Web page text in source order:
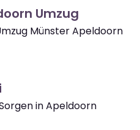
Umzug
Münster Apeldoorn
in Apeldoorn